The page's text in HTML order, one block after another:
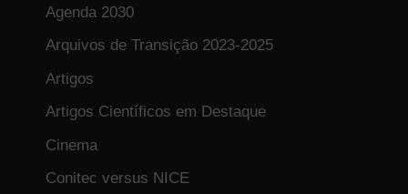
Agenda 2030
Arquivos de Transição 2023-2025
Artigos
Artigos Científicos em Destaque
Cinema
Conitec versus NICE